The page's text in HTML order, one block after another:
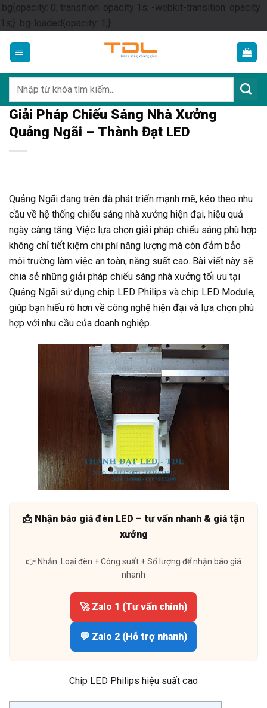
.bg{opacity: 0; transition: opacity 1s; -webkit-transition: opacity
1s;} .bg-loaded{opacity: 1;}Skip
content
kiếm:
Giải Pháp Chiếu Sáng Nhà Xưởng
Quảng Ngãi – Thành Đạt LED
Quảng Ngãi đang trên đà phát triển mạnh mẽ, kéo theo nhu
cầu về hệ thống chiếu sáng nhà xưởng hiện đại, hiệu quả
ngày càng tăng. Việc lựa chọn giải pháp chiếu sáng phù hợp
không chỉ tiết kiệm chi phí năng lượng mà còn đảm bảo
môi trường làm việc an toàn, năng suất cao. Bài viết này sẽ
chia sẻ những giải pháp chiếu sáng nhà xưởng tối ưu tại
Quảng Ngãi sử dụng chip LED Philips và chip LED Module,
giúp bạn hiểu rõ hơn về công nghệ hiện đại và lựa chọn phù
hợp với nhu cầu của doanh nghiệp.
📩 Nhận báo giá đèn LED – tư vấn nhanh & giá tận
xưởng
👉 Nhắn: Loại đèn + Công suất + Số lượng để nhận báo giá
nhanh
🚀 Zalo 1 (Tư vấn chính)
💬 Zalo 2 (Hỗ trợ nhanh)
Chip LED Philips hiệu suất cao